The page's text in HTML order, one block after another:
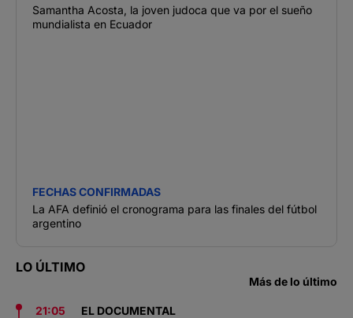
Samantha Acosta, la joven judoca que va por el sueño
mundialista en Ecuador
FECHAS CONFIRMADAS
La AFA definió el cronograma para las finales del fútbol
argentino
LO ÚLTIMO
Más de lo último
21:05
EL DOCUMENTAL